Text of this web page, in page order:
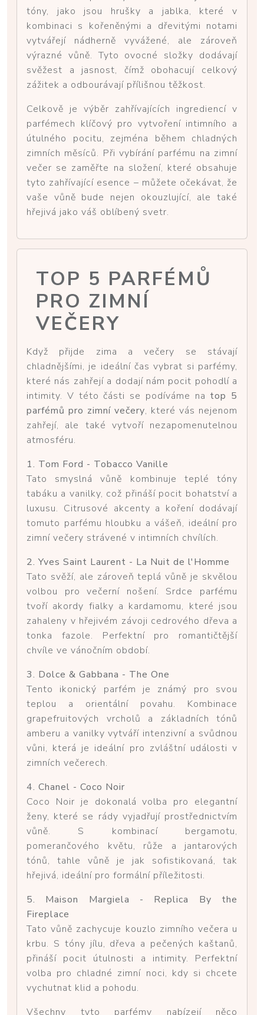
tóny, jako jsou hrušky a jablka, které v
kombinaci s kořeněnými a dřevitými notami
vytvářejí nádherně vyvážené, ale zároveň
výrazné vůně. Tyto ovocné složky dodávají
svěžest a jasnost, čímž obohacují celkový
zážitek a odbourávají přílišnou těžkost.
Celkově je výběr zahřívajících ingrediencí v
parfémech klíčový pro vytvoření intimního a
útulného pocitu, zejména během chladných
zimních měsíců. Při vybírání parfému na zimní
večer se zaměřte na složení, které obsahuje
tyto zahřívající esence – můžete očekávat, že
vaše vůně bude nejen okouzlující, ale také
hřejivá jako váš oblíbený svetr.
TOP 5 PARFÉMŮ
PRO ZIMNÍ
VEČERY
Když přijde zima a večery se stávají
chladnějšími, je ideální čas vybrat si parfémy,
které nás zahřejí a dodají nám pocit pohodlí a
intimity. V této části se podíváme na top 5
parfémů pro zimní večery, které vás nejenom
zahřejí, ale také vytvoří nezapomenutelnou
atmosféru.
1. Tom Ford - Tobacco Vanille
Tato smyslná vůně kombinuje teplé tóny
tabáku a vanilky, což přináší pocit bohatství a
luxusu. Citrusové akcenty a koření dodávají
tomuto parfému hloubku a vášeň, ideální pro
zimní večery strávené v intimních chvílích.
2. Yves Saint Laurent - La Nuit de l'Homme
Tato svěží, ale zároveň teplá vůně je skvělou
volbou pro večerní nošení. Srdce parfému
tvoří akordy fialky a kardamomu, které jsou
zahaleny v hřejivém závoji cedrového dřeva a
tonka fazole. Perfektní pro romantičtější
chvíle ve vánočním období.
3. Dolce & Gabbana - The One
Tento ikonický parfém je známý pro svou
teplou a orientální povahu. Kombinace
grapefruitových vrcholů a základních tónů
amberu a vanilky vytváří intenzivní a svůdnou
vůni, která je ideální pro zvláštní události v
zimních večerech.
4. Chanel - Coco Noir
Coco Noir je dokonalá volba pro elegantní
ženy, které se rády vyjadřují prostřednictvím
vůně. S kombinací bergamotu,
pomerančového květu, růže a jantarových
tónů, tahle vůně je jak sofistikovaná, tak
hřejivá, ideální pro formální příležitosti.
5. Maison Margiela - Replica By the
Fireplace
Tato vůně zachycuje kouzlo zimního večera u
krbu. S tóny jílu, dřeva a pečených kaštanů,
přináší pocit útulnosti a intimity. Perfektní
volba pro chladné zimní noci, kdy si chcete
vychutnat klid a pohodu.
Všechny tyto parfémy nabízejí něco